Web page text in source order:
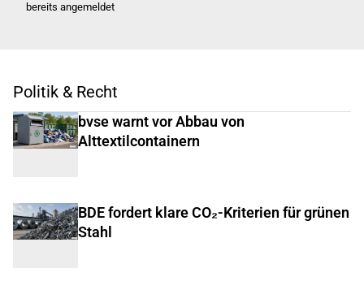
bereits angemeldet
Politik & Recht
bvse warnt vor Abbau von
Alttextilcontainern
BDE fordert klare CO₂-Kriterien für grünen
Stahl